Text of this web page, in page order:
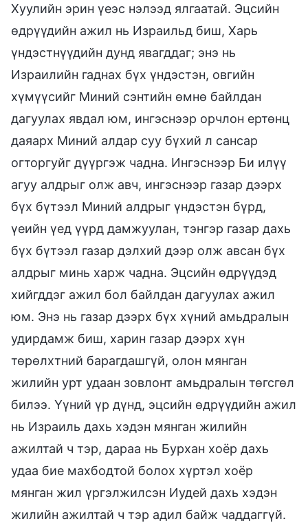
Хуулийн эрин үеэс нэлээд ялгаатай. Эцсийн
өдрүүдийн ажил нь Израильд биш, Харь
үндэстнүүдийн дунд явагддаг; энэ нь
Израилийн гаднах бүх үндэстэн, овгийн
хүмүүсийг Миний сэнтийн өмнө байлдан
дагуулах явдал юм, ингэснээр орчлон ертөнц
даяарх Миний алдар суу бүхий л сансар
огторгуйг дүүргэж чадна. Ингэснээр Би илүү
агуу алдрыг олж авч, ингэснээр газар дээрх
бүх бүтээл Миний алдрыг үндэстэн бүрд,
үеийн үед үүрд дамжуулан, тэнгэр газар дахь
бүх бүтээл газар дэлхий дээр олж авсан бүх
алдрыг минь харж чадна. Эцсийн өдрүүдэд
хийгддэг ажил бол байлдан дагуулах ажил
юм. Энэ нь газар дээрх бүх хүний амьдралын
удирдамж биш, харин газар дээрх хүн
төрөлхтний барагдашгүй, олон мянган
жилийн урт удаан зовлонт амьдралын төгсгөл
билээ. Үүний үр дүнд, эцсийн өдрүүдийн ажил
нь Израиль дахь хэдэн мянган жилийн
ажилтай ч тэр, дараа нь Бурхан хоёр дахь
удаа бие махбодтой болох хүртэл хоёр
мянган жил үргэлжилсэн Иудей дахь хэдэн
жилийн ажилтай ч тэр адил байж чаддаггүй.